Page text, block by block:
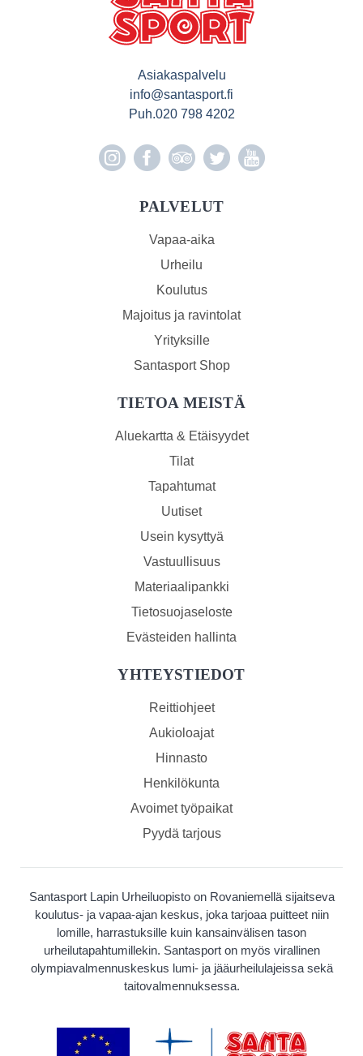
Asiakaspalvelu
info@santasport.fi
Puh.020 798 4202
PALVELUT
Vapaa-aika
Urheilu
Koulutus
Majoitus ja ravintolat
Yrityksille
Santasport Shop
TIETOA MEISTÄ
Aluekartta & Etäisyydet
Tilat
Tapahtumat
Uutiset
Usein kysyttyä
Vastuullisuus
Materiaalipankki
Tietosuojaseloste
Evästeiden hallinta
YHTEYSTIEDOT
Reittiohjeet
Aukioloajat
Hinnasto
Henkilökunta
Avoimet työpaikat
Pyydä tarjous
Santasport Lapin Urheiluopisto on Rovaniemellä sijaitseva
koulutus- ja vapaa-ajan keskus, joka tarjoaa puitteet niin
lomille, harrastuksille kuin kansainvälisen tason
urheilutapahtumillekin. Santasport on myös virallinen
olympiavalmennuskeskus lumi- ja jääurheilulajeissa sekä
taitovalmennuksessa.